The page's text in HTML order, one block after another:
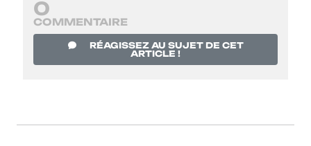
0
COMMENTAIRE
RÉAGISSEZ AU SUJET DE CET
ARTICLE !